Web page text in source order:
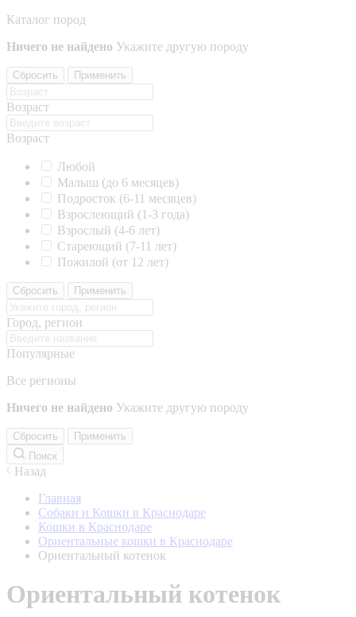
Каталог пород
Ничего не найдено Укажите другую породу
Сбросить Применить
Возраст
Возраст
Любой
Малыш (до 6 месяцев)
Подросток (6-11 месяцев)
Взрослеющий (1-3 года)
Взрослый (4-6 лет)
Стареющий (7-11 лет)
Пожилой (от 12 лет)
Сбросить Применить
Город, регион
Популярные
Все регионы
Ничего не найдено Укажите другую породу
Сбросить
Применить
Поиск
Назад
Главная
Собаки и Кошки в Краснодаре
Кошки в Краснодаре
Ориентальные кошки в Краснодаре
Ориентальный котенок
Ориентальный котенок